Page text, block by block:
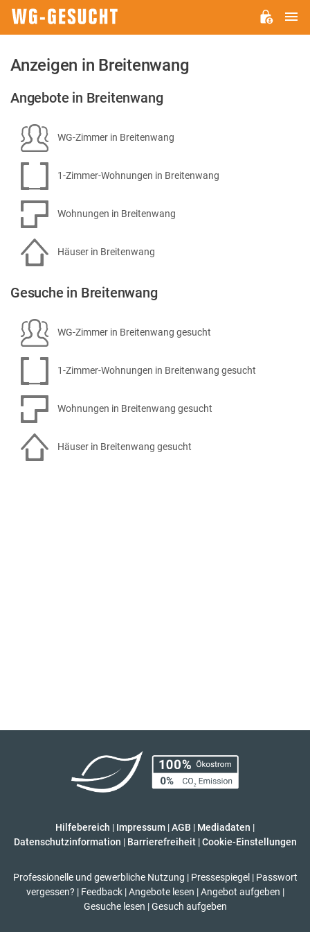
Anzeigen in Breitenwang
Angebote in Breitenwang
WG-Zimmer in Breitenwang
1-Zimmer-Wohnungen in Breitenwang
Wohnungen in Breitenwang
Häuser in Breitenwang
Gesuche in Breitenwang
WG-Zimmer in Breitenwang gesucht
1-Zimmer-Wohnungen in Breitenwang gesucht
Wohnungen in Breitenwang gesucht
Häuser in Breitenwang gesucht
Hilfebereich | Impressum |AGB | Mediadaten |
Datenschutzinformation | Barrierefreiheit | Cookie-Einstellungen
Professionelle und gewerbliche Nutzung | Pressespiegel | Passwort
vergessen? | Feedback | Angebote lesen | Angebot aufgeben |
Gesuche lesen | Gesuch aufgeben